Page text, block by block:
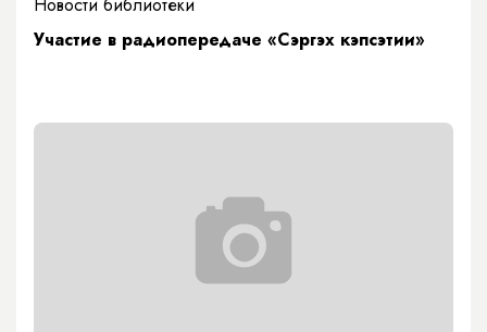
Участие в радиопередаче «Сэргэх кэпсэтии»